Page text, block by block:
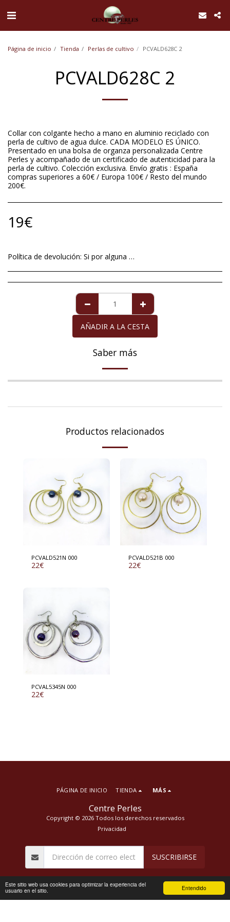
Entendido
Este sitio web usa cookies para optimizar la experiencia del
usuario en el sitio.
Página de inicio Tienda Perlas de cultivo PCVALD628C 2
PCVALD628C 2
Collar con colgante hecho a mano en aluminio reciclado con
perla de cultivo de agua dulce. CADA MODELO ES ÚNICO.
Presentado en una bolsa de organza personalizada Centre
Perles y acompañado de un certificado de autenticidad para la
perla de cultivo. Colección exclusiva. Envío gratis : España
compras superiores a 60€ / Europa 100€ / Resto del mundo
200€.
19€
Política de devolución: Si por alguna excepcional situación no está satisfech@ con el artículo que le hemos mandado, tiene un plazo máximo de 14 días a contar a partir de la fecha de entrega , para devolverlo. Imperfecciones en perlas de cultivo no será motivo aceptable de devolución ya que éstas son totalmente naturales y no se pueden alterar dándole formas redondas y perfectas. Para la perla de Mallorca que viene acompañada de la garantía de diez años, la garantía cubre cualquier defecto exclusivamente de la perla, siempre y cuando ésta haya recibido los cuidados necesarios. La devolución del importe de la compra, cuando proceda, se realizará en el mismo medio de pago con el que usted adquirió el artículo que devuelve.
AÑADIR A LA CESTA
Saber más
Productos relacionados
PCVALD521N 000
22€
PCVALD521B 000
22€
PCVAL5345N 000
22€
Centre Perles
Copyright © 2026 Todos los derechos reservados
Privacidad
PÁGINA DE INICIO TIENDA MÁS
SUSCRIBIRSE